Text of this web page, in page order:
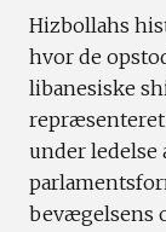
Hizbollahs
hvor de
libanesiske
under ledelse
bevægelsens